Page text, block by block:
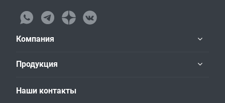
Компания
Продукция
Наши контакты